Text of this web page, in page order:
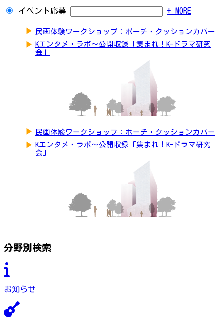
イベント応募 + MORE
▶ 民画体験ワークショップ：ポーチ・クッションカバー
▶ Kエンタメ・ラボ～公開収録「集まれ！K-ドラマ研究
会」
▶ 民画体験ワークショップ：ポーチ・クッションカバー
▶ Kエンタメ・ラボ～公開収録「集まれ！K-ドラマ研究
会」
分野別検索
お知らせ